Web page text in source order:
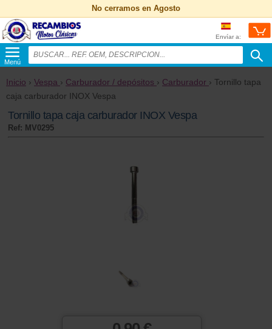
No cerramos en Agosto
Envíar a:
Menú
Inicio › Vespa › Carburador / depósitos › Carburador › Tornillo tapa
caja carburador INOX Vespa
Tornillo tapa caja carburador INOX Vespa
Ref: MV0295